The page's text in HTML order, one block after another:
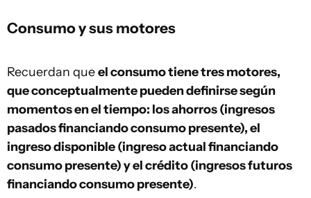
Consumo y sus motores
Recuerdan queel consumo tiene tres motores,
que conceptualmente pueden definirse según
momentos en el tiempo: los ahorros (ingresos
pasados financiando consumo presente), el
ingreso disponible (ingreso actual financiando
consumo presente) y el crédito (ingresos futuros
financiando consumo presente).